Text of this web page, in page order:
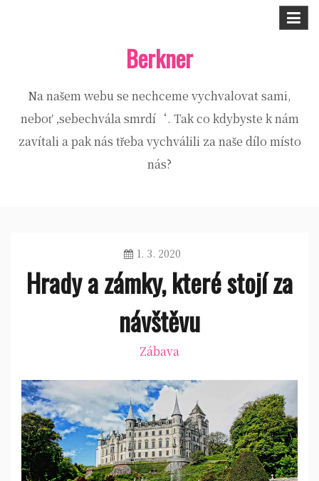
Berkner
Na našem webu se nechceme vychvalovat sami,
neboť ‚sebechvála smrdí‘. Tak co kdybyste k nám
zavítali a pak nás třeba vychválili za naše dílo místo
nás?
1. 3. 2020
Hrady a zámky, které stojí za
návštěvu
Zábava